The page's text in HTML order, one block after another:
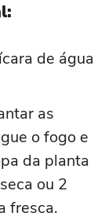
de água
as
o fogo e
da planta
ou 2
fresca.